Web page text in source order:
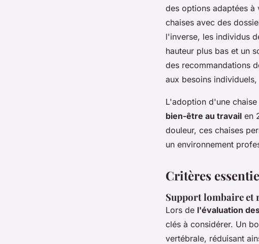
des options adaptées
chaises avec des
l'inverse, les individus
hauteur plus bas et un
des recommandations
aux besoins
L'adoption d'une
bien-être au travail en
douleur, ces chaises
un environnement
Critères
Support lombaire et
Lors de l'évaluation
clés à considérer. Un
vertébrale, réduisant